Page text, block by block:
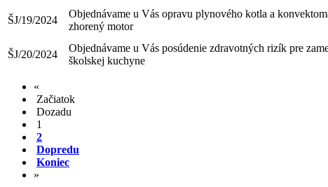
ŠJ/19/2024
Objednávame u Vás opravu plynového kotla a
zhorený motor
ŠJ/20/2024
Objednávame u Vás posúdenie zdravotných rizík pre
školskej kuchyne
«
Začiatok
Dozadu
1
2
Dopredu
Koniec
»